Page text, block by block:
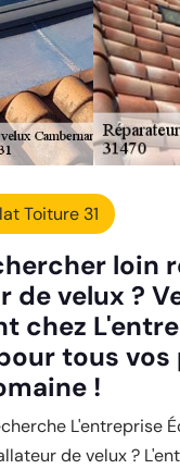
Toiture 31
loin
de velux ?
chez
tous
!
L'entreprise
de velux ?